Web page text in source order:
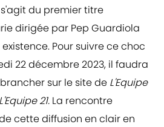
du premier titre
dirigée par Pep Guardiola
Pour suivre ce choc
22 décembre 2023, il faudra
sur le site de L'Equipe
L'Equipe 21. La rencontre
cette diffusion en clair en